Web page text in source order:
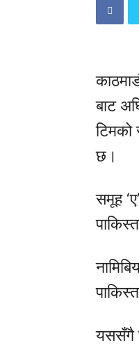
बाट
छ।
समूह
यससँगै